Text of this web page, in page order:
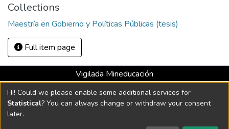
Collections
Maestría en Gobierno y Políticas Públicas (tesis)
Full item page
Vigilada Mineducación
Universidad con Acreditación Institucional hasta 2026 -
Resolución MEN 2158 de 2018
Hi! Could we please enable some additional services for
Statistical? You can always change or withdraw your consent
later.